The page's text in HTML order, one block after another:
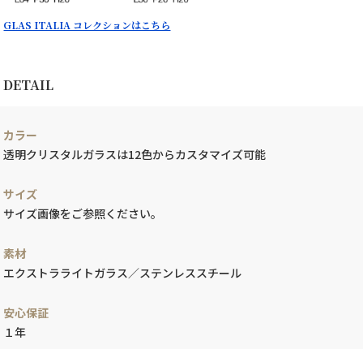
GLAS ITALIA コレクションはこちら
DETAIL
カラー
透明クリスタルガラスは12色からカスタマイズ可能
サイズ
サイズ画像をご参照ください。
素材
エクストラライトガラス／ステンレススチール
安心保証
１年